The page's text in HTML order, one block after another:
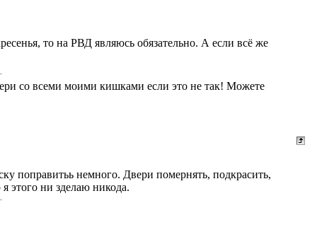
то на РВД являюсь обязательно. А если всё же
со всеми моими кишками если это не так! Можете
поправитьь немного. Двери помернять, подкрасить,
этого ни зделаю никода.